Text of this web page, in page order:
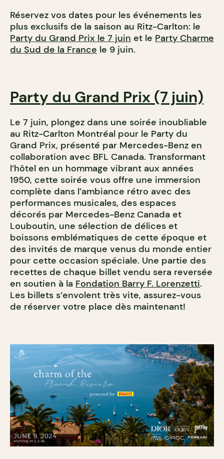
Réservez vos dates pour les événements les
plus exclusifs de la saison au Ritz-Carlton: le
Party du Grand Prix le 7 juin et le Party Charme
du Sud de la France le 9 juin.
Party du Grand Prix (7 juin)
Le 7 juin, plongez dans une soirée inoubliable
au Ritz-Carlton Montréal pour le Party du
Grand Prix, présenté par Mercedes-Benz en
collaboration avec BFL Canada. Transformant
l’hôtel en un hommage vibrant aux années
1950, cette soirée vous offre une immersion
complète dans l’ambiance rétro avec des
performances musicales, des espaces
décorés par Mercedes-Benz Canada et
Louboutin, une sélection de délices et
boissons emblématiques de cette époque et
des invités de marque venus du monde entier
pour cette occasion spéciale. Une partie des
recettes de chaque billet vendu sera reversée
en soutien à la Fondation Barry F. Lorenzetti.
Les billets s’envolent très vite, assurez-vous
de réserver votre place dès maintenant!